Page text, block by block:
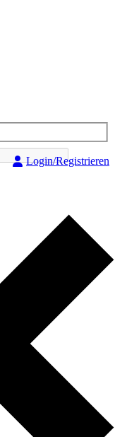
Login/Registrieren